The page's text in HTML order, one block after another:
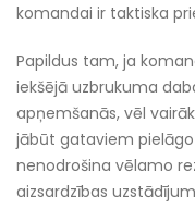
komandai ir taktiska
Papildus tam, ja
iekšējā uzbrukuma
apņemšanās, vēl
jābūt gataviem
nenodrošina vēlamo
aizsardzības